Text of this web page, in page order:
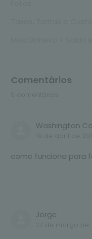
Comentários
5 comentários
Washington
19 de abril de
como funciona para
Jorge
27 de março de